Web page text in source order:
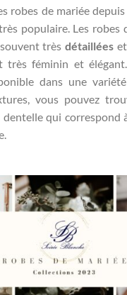
robes de mariée depuis
populaire. Les robes
très détaillées
très féminin et
dans une
vous pouvez
qui correspond